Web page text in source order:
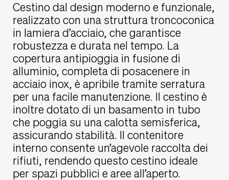
Cestino dal design moderno e funzionale,
realizzato con una struttura troncoconica
in lamiera d’acciaio, che garantisce
robustezza e durata nel tempo. La
copertura antipioggia in fusione di
alluminio, completa di posacenere in
acciaio inox, è apribile tramite serratura
per una facile manutenzione. Il cestino è
inoltre dotato di un basamento in tubo
che poggia su una calotta semisferica,
assicurando stabilità. Il contenitore
interno consente un’agevole raccolta dei
rifiuti, rendendo questo cestino ideale
per spazi pubblici e aree all’aperto.